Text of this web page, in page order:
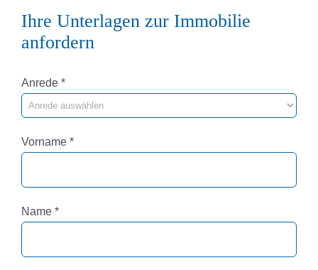
Ihre Unterlagen zur Immobilie
anfordern
Anrede Pflichtfeld
*
Vorname Pflichtfeld
*
Name Pflichtfeld
*